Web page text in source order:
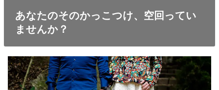
あなたのそのかっこつけ、空回ってい
ませんか？